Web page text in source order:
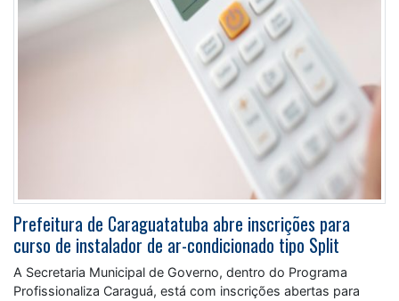
Prefeitura de Caraguatatuba abre inscrições para
curso de instalador de ar-condicionado tipo Split
A Secretaria Municipal de Governo, dentro do Programa
Profissionaliza Caraguá, está com inscrições abertas para